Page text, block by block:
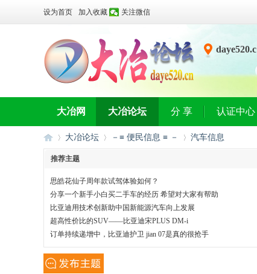
设为首页 加入收藏 关注微信
daye520.c
大冶网 大冶论坛 分 享 认证中心
»
大冶论坛 －≡ 便民信息 ≡ －
›
汽车信息
推荐主题
思皓花仙子周年款试驾体验如何？
分享一个新手小白买二手车的经历 希望对大家有帮助
比亚迪用技术创新助中国新能源汽车向上发展
超高性价比的SUV——比亚迪宋PLUS DM-i
订单持续递增中，比亚迪护卫 jian 07是真的很抢手